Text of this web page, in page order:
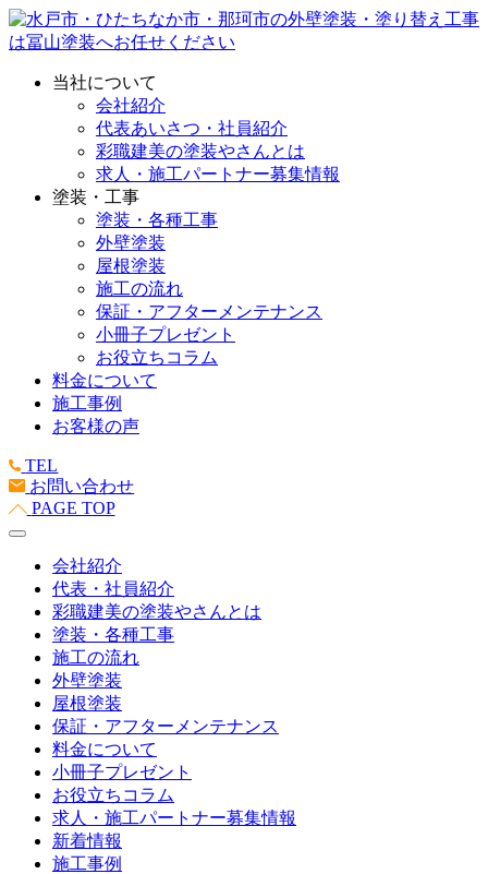
当社について
会社紹介
代表あいさつ・社員紹介
彩職建美の塗装やさんとは
求人・施工パートナー募集情報
塗装・工事
塗装・各種工事
外壁塗装
屋根塗装
施工の流れ
保証・アフターメンテナンス
小冊子プレゼント
お役立ちコラム
料金について
施工事例
お客様の声
TEL
お問い合わせ
PAGE TOP
会社紹介
代表・社員紹介
彩職建美の塗装やさんとは
塗装・各種工事
施工の流れ
外壁塗装
屋根塗装
保証・アフターメンテナンス
料金について
小冊子プレゼント
お役立ちコラム
求人・施工パートナー募集情報
新着情報
施工事例